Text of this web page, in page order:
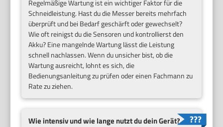
Regelmäßige Wartung ist ein wichtiger Faktor für die
Schneidleistung. Hast du die Messer bereits mehrfach
überprüft und bei Bedarf geschärft oder gewechselt?
Wie oft reinigst du die Sensoren und kontrollierst den
Akku? Eine mangelnde Wartung lässt die Leistung
schnell nachlassen. Wenn du unsicher bist, ob die
Wartung ausreicht, lohnt es sich, die
Bedienungsanleitung zu prüfen oder einen Fachmann zu
Rate zu ziehen.
Wie intensiv und wie lange nutzt du dein Gerät?